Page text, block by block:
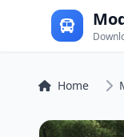
Home